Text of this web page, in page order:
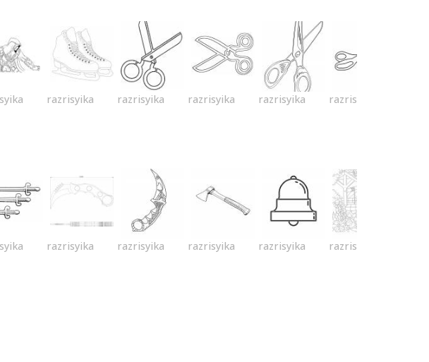
razrisyika razrisyika razrisyika razrisyika razrisyika
razrisyika razrisyika razrisyika razrisyika razrisyika